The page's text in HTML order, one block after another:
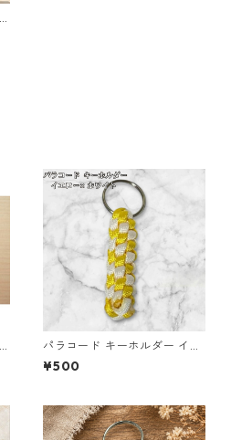
パラコード キーホルダー イエ
ロー ホワイト 編み込み s21
¥500